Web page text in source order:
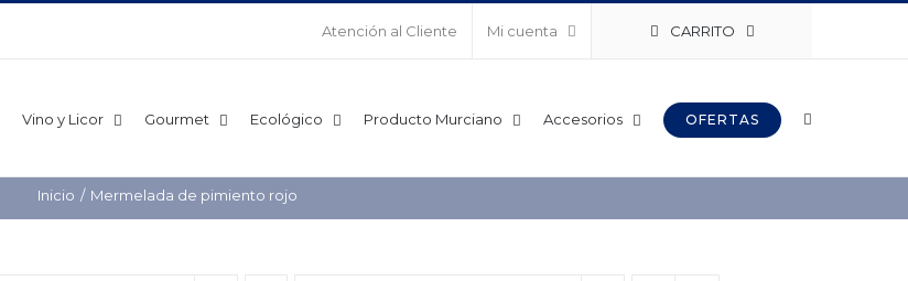
Atención al Cliente Mi cuenta CARRITO
Vino y Licor Gourmet Ecológico Producto Murciano Accesorios OFERTAS
Inicio Mermelada de pimiento rojo